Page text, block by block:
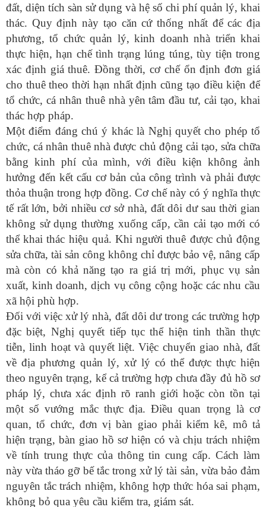
đất, diện tích sàn sử dụng và hệ số chi phí quản lý, khai
thác. Quy định này tạo căn cứ thống nhất để các địa
phương, tổ chức quản lý, kinh doanh nhà triển khai
thực hiện, hạn chế tình trạng lúng túng, tùy tiện trong
xác định giá thuê. Đồng thời, cơ chế ổn định đơn giá
cho thuê theo thời hạn nhất định cũng tạo điều kiện để
tổ chức, cá nhân thuê nhà yên tâm đầu tư, cải tạo, khai
thác hợp pháp.
Một điểm đáng chú ý khác là Nghị quyết cho phép tổ
chức, cá nhân thuê nhà được chủ động cải tạo, sửa chữa
bằng kinh phí của mình, với điều kiện không ảnh
hưởng đến kết cấu cơ bản của công trình và phải được
thỏa thuận trong hợp đồng. Cơ chế này có ý nghĩa thực
tế rất lớn, bởi nhiều cơ sở nhà, đất dôi dư sau thời gian
không sử dụng thường xuống cấp, cần cải tạo mới có
thể khai thác hiệu quả. Khi người thuê được chủ động
sửa chữa, tài sản công không chỉ được bảo vệ, nâng cấp
mà còn có khả năng tạo ra giá trị mới, phục vụ sản
xuất, kinh doanh, dịch vụ công cộng hoặc các nhu cầu
xã hội phù hợp.
Đối với việc xử lý nhà, đất dôi dư trong các trường hợp
đặc biệt, Nghị quyết tiếp tục thể hiện tinh thần thực
tiễn, linh hoạt và quyết liệt. Việc chuyển giao nhà, đất
về địa phương quản lý, xử lý có thể được thực hiện
theo nguyên trạng, kể cả trường hợp chưa đầy đủ hồ sơ
pháp lý, chưa xác định rõ ranh giới hoặc còn tồn tại
một số vướng mắc thực địa. Điều quan trọng là cơ
quan, tổ chức, đơn vị bàn giao phải kiểm kê, mô tả
hiện trạng, bàn giao hồ sơ hiện có và chịu trách nhiệm
về tính trung thực của thông tin cung cấp. Cách làm
này vừa tháo gỡ bế tắc trong xử lý tài sản, vừa bảo đảm
nguyên tắc trách nhiệm, không hợp thức hóa sai phạm,
không bỏ qua yêu cầu kiểm tra, giám sát.